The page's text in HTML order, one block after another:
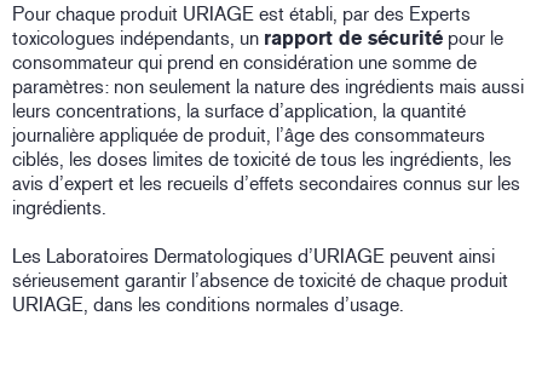
Pour chaque produit URIAGE est établi, par des Experts
toxicologues indépendants, un rapport de sécurité pour le
consommateur qui prend en considération une somme de
paramètres: non seulement la nature des ingrédients mais aussi
leurs concentrations, la surface d’application, la quantité
journalière appliquée de produit, l’âge des consommateurs
ciblés, les doses limites de toxicité de tous les ingrédients, les
avis d’expert et les recueils d’effets secondaires connus sur les
ingrédients.
Les Laboratoires Dermatologiques d’URIAGE peuvent ainsi
sérieusement garantir l’absence de toxicité de chaque produit
URIAGE, dans les conditions normales d’usage.